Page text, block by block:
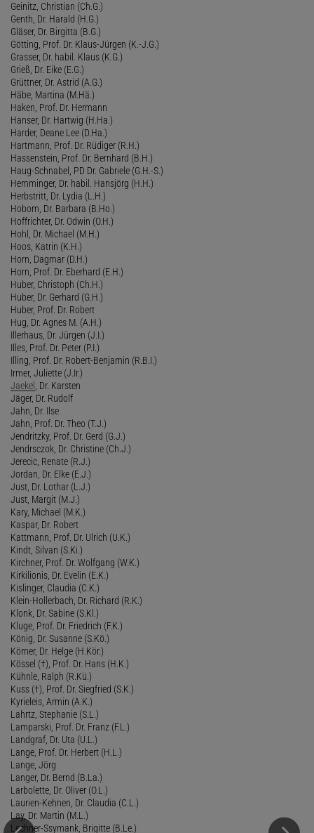
Geinitz, Christian (Ch.G.)
Genth, Dr. Harald (H.G.)
Gläser, Dr. Birgitta (B.G.)
Götting, Prof. Dr. Klaus-Jürgen (K.-J.G.)
Grasser, Dr. habil. Klaus (K.G.)
Grieß, Dr. Eike (E.G.)
Grüttner, Dr. Astrid (A.G.)
Häbe, Martina (M.Hä.)
Haken, Prof. Dr. Hermann
Hanser, Dr. Hartwig (H.Ha.)
Harder, Deane Lee (D.Ha.)
Hartmann, Prof. Dr. Rüdiger (R.H.)
Hassenstein, Prof. Dr. Bernhard (B.H.)
Haug-Schnabel, PD Dr. Gabriele (G.H.-S.)
Hemminger, Dr. habil. Hansjörg (H.H.)
Herbstritt, Dr. Lydia (L.H.)
Hobom, Dr. Barbara (B.Ho.)
Hoffrichter, Dr. Odwin (O.H.)
Hohl, Dr. Michael (M.H.)
Hoos, Katrin (K.H.)
Horn, Dagmar (D.H.)
Horn, Prof. Dr. Eberhard (E.H.)
Huber, Christoph (Ch.H.)
Huber, Dr. Gerhard (G.H.)
Huber, Prof. Dr. Robert
Hug, Dr. Agnes M. (A.H.)
Illerhaus, Dr. Jürgen (J.I.)
Illes, Prof. Dr. Peter (P.I.)
Illing, Prof. Dr. Robert-Benjamin (R.B.I.)
Irmer, Juliette (J.Ir.)
Jaekel , Dr. Karsten
Jäger, Dr. Rudolf
Jahn, Dr. Ilse
Jahn, Prof. Dr. Theo (T.J.)
Jendritzky, Prof. Dr. Gerd (G.J.)
Jendrsczok, Dr. Christine (Ch.J.)
Jerecic, Renate (R.J.)
Jordan, Dr. Elke (E.J.)
Just, Dr. Lothar (L.J.)
Just, Margit (M.J.)
Kary, Michael (M.K.)
Kaspar, Dr. Robert
Kattmann, Prof. Dr. Ulrich (U.K.)
Kindt, Silvan (S.Ki.)
Kirchner, Prof. Dr. Wolfgang (W.K.)
Kirkilionis, Dr. Evelin (E.K.)
Kislinger, Claudia (C.K.)
Klein-Hollerbach, Dr. Richard (R.K.)
Klonk, Dr. Sabine (S.Kl.)
Kluge, Prof. Dr. Friedrich (F.K.)
König, Dr. Susanne (S.Kö.)
Körner, Dr. Helge (H.Kör.)
Kössel (†), Prof. Dr. Hans (H.K.)
Kühnle, Ralph (R.Kü.)
Kuss (†), Prof. Dr. Siegfried (S.K.)
Kyrieleis, Armin (A.K.)
Lahrtz, Stephanie (S.L.)
Lamparski, Prof. Dr. Franz (F.L.)
Landgraf, Dr. Uta (U.L.)
Lange, Prof. Dr. Herbert (H.L.)
Lange, Jörg
Langer, Dr. Bernd (B.La.)
Larbolette, Dr. Oliver (O.L.)
Laurien-Kehnen, Dr. Claudia (C.L.)
Lay, Dr. Martin (M.L.)
Lechner-Ssymank, Brigitte (B.Le.)